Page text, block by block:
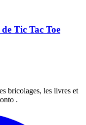
Tic Tac Toe
bricolages, les livres et
.